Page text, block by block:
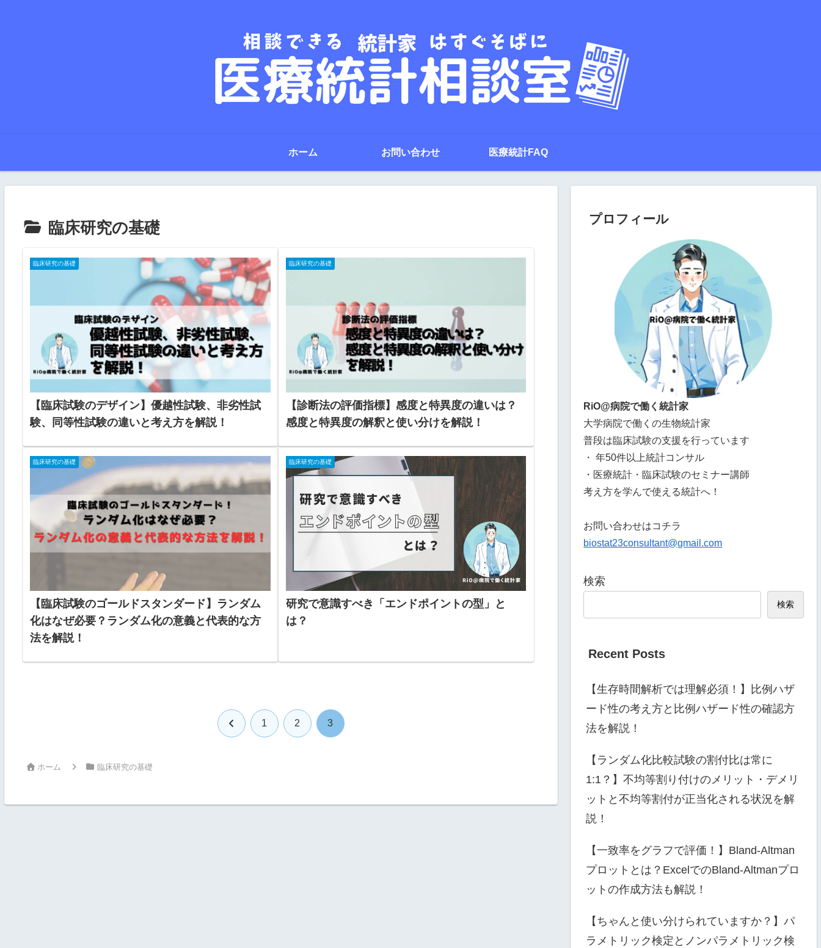
ホーム お問い合わせ 医療統計FAQ
臨床研究の基礎
臨床研究の基礎
【臨床試験のデザイン】優越性試験、非劣性試
験、同等性試験の違いと考え方を解説！
臨床研究の基礎
【診断法の評価指標】感度と特異度の違いは？
感度と特異度の解釈と使い分けを解説！
臨床研究の基礎
【臨床試験のゴールドスタンダード】ランダム
化はなぜ必要？ランダム化の意義と代表的な方
法を解説！
臨床研究の基礎
研究で意識すべき「エンドポイントの型」と
は？
前 1 2 3
ホーム 臨床研究の基礎
プロフィール
RiO@病院で働く統計家
大学病院で働くの生物統計家
普段は臨床試験の支援を行っています
・ 年50件以上統計コンサル
・医療統計・臨床試験のセミナー講師
考え方を学んで使える統計へ！
お問い合わせはコチラ
biostat23consultant@gmail.com
検索
検索
Recent Posts
【生存時間解析では理解必須！】比例ハザ
ード性の考え方と比例ハザード性の確認方
法を解説！
【ランダム化比較試験の割付比は常に
1:1？】不均等割り付けのメリット・デメリ
ットと不均等割付が正当化される状況を解
説！
【一致率をグラフで評価！】Bland-Altman
プロットとは？ExcelでのBland-Altmanプロ
ットの作成方法も解説！
【ちゃんと使い分けられていますか？】パ
ラメトリック検定とノンパラメトリック検